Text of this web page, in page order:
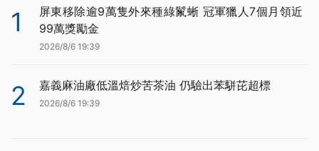
1
屏東移除逾9萬隻外來種綠鬣蜥 冠軍獵人7個月領近
99萬獎勵金
2026/8/6 19:39
2 嘉義麻油廠低溫焙炒苦茶油 仍驗出苯駢芘超標
2026/8/6 19:39